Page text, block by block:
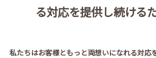
る対応を提供し続ける
私たちはお客様ともっと両想いになれる対応